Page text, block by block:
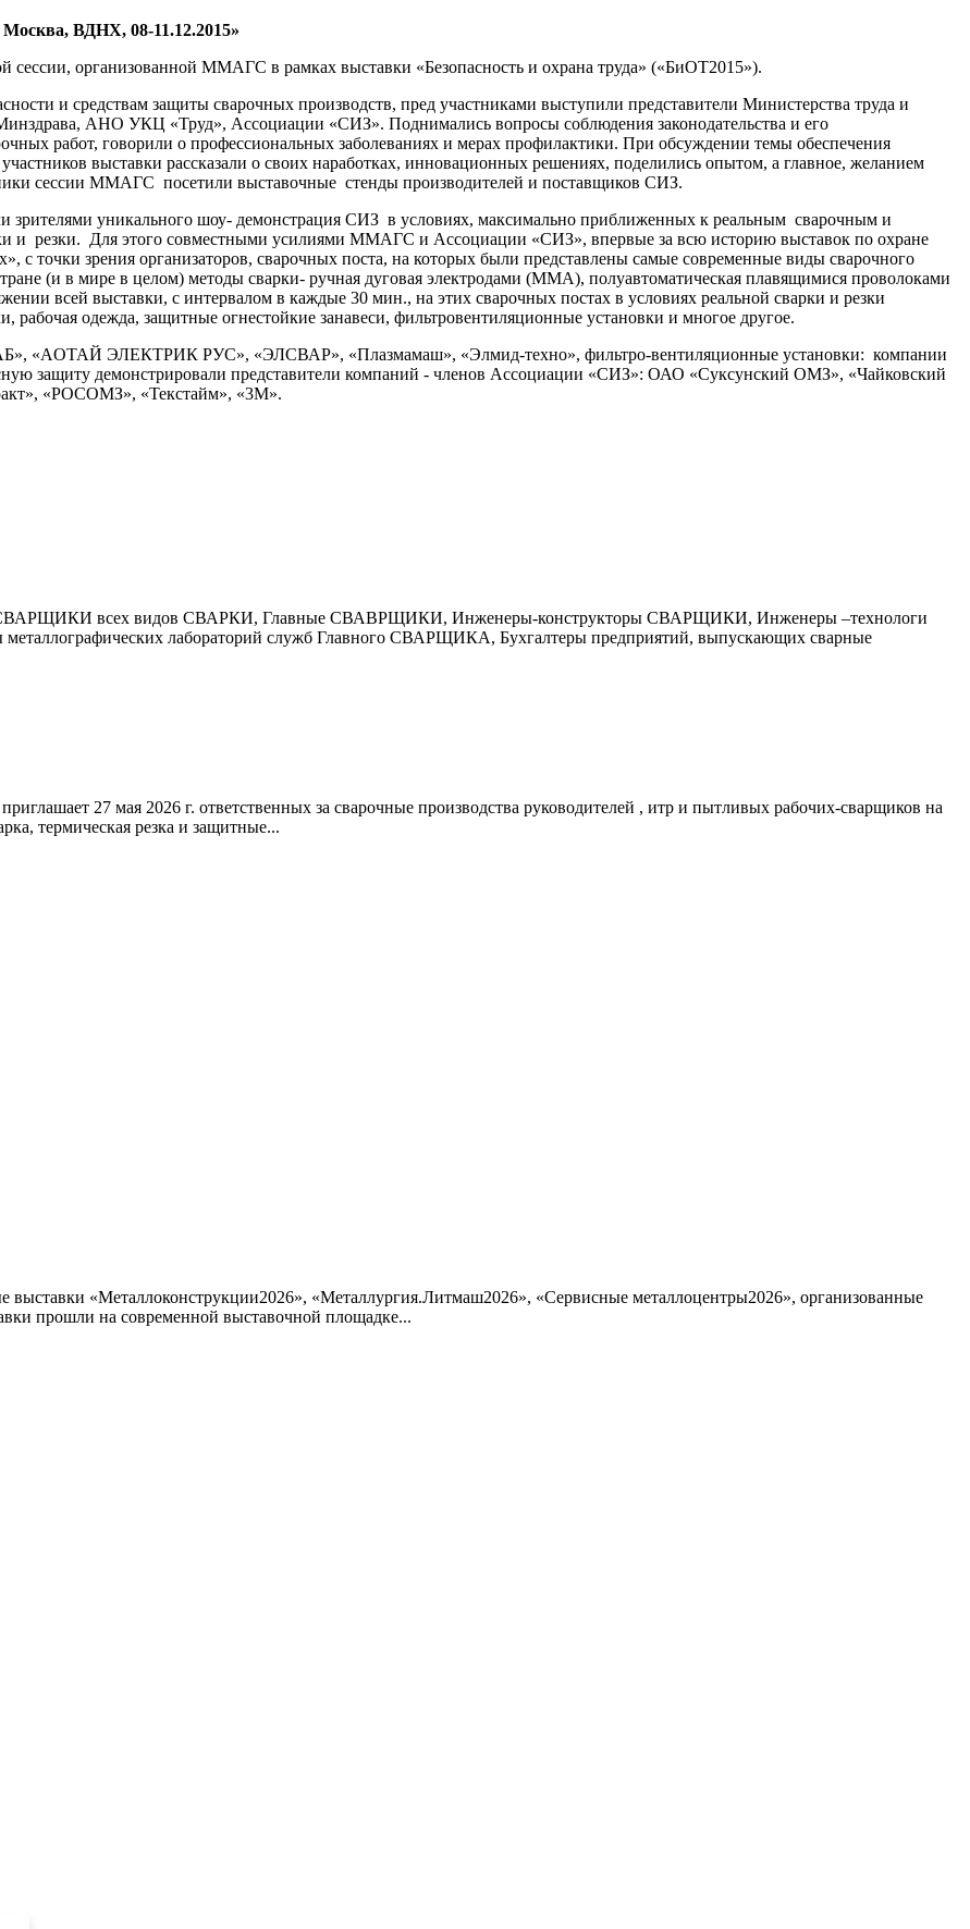
ВДНХ, 08-11.12.2015»
организованной ММАГС в рамках выставки «Безопасность и охрана труда» («БиОТ2015»).
и средствам защиты сварочных производств, пред участниками выступили представители Министерства труда и
АНО УКЦ «Труд», Ассоциации «СИЗ». Поднимались вопросы соблюдения законодательства и его
работ, говорили о профессиональных заболеваниях и мерах профилактики. При обсуждении темы обеспечения
выставки рассказали о своих наработках, инновационных решениях, поделились опытом, а главное, желанием
сессии ММАГС посетили выставочные стенды производителей и поставщиков СИЗ.
уникального шоу- демонстрация СИЗ в условиях, максимально приближенных к реальным сварочным и
и резки. Для этого совместными усилиями ММАГС и Ассоциации «СИЗ», впервые за всю историю выставок по охране
точки зрения организаторов, сварочных поста, на которых были представлены самые современные виды сварочного
(и в мире в целом) методы сварки- ручная дуговая электродами (ММА), полуавтоматическая плавящимися проволоками
всей выставки, с интервалом в каждые 30 мин., на этих сварочных постах в условиях реальной сварки и резки
рабочая одежда, защитные огнестойкие занавеси, фильтровентиляционные установки и многое другое.
«AOTAЙ ЭЛЕКТРИК РУС», «ЭЛСВАР», «Плазмамаш», «Элмид-техно», фильтро-вентиляционные установки: компании
защиту демонстрировали представители компаний - членов Ассоциации «СИЗ»: ОАО «Суксунский ОМЗ», «Чайковский
«РОСОМЗ», «Текстайм», «3М».
всех видов СВАРКИ, Главные СВАВРЩИКИ, Инженеры-конструкторы СВАРЩИКИ, Инженеры –технологи
лабораторий служб Главного СВАРЩИКА, Бухгалтеры предприятий, выпускающих сварные
27 мая 2026 г. ответственных за сварочные производства руководителей , итр и пытливых рабочих-сварщиков на
термическая резка и защитные...
«Металлоконструкции2026», «Металлургия.Литмаш2026», «Сервисные металлоцентры2026», организованные
прошли на современной выставочной площадке...